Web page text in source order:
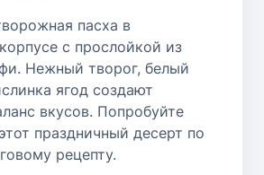
пасха в
с прослойкой из
Нежный творог, белый
ягод создают
вкусов. Попробуйте
праздничный десерт по
рецепту.